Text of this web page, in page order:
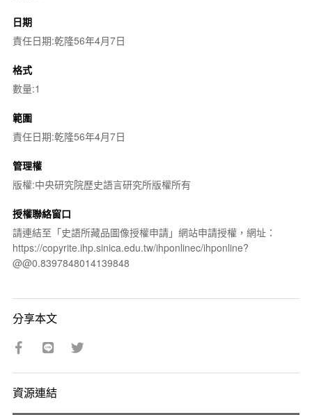
日期
責任日期:乾隆56年4月7日
格式
數量:1
範圍
責任日期:乾隆56年4月7日
管理權
版權:中央研究院歷史語言研究所版權所有
授權聯絡窗口
請連結至「史語所藏品圖像授權申請」網站申請授權，網址：
https://copyrite.ihp.sinica.edu.tw/ihponlinec/ihponline?
@@0.8397848014139848
分享本文
資源連結